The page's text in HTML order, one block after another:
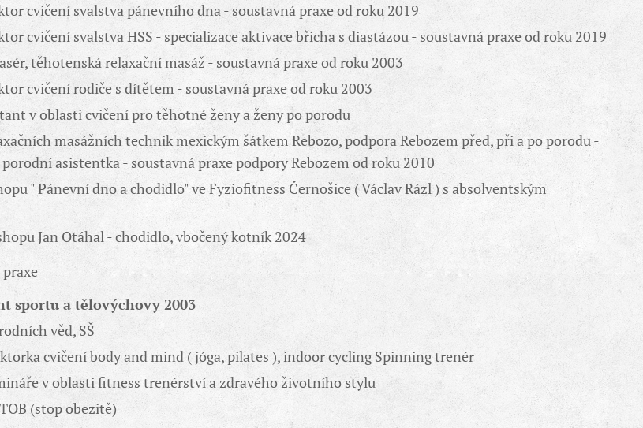
cvičení svalstva pánevního dna - soustavná praxe od roku 2019
cvičení svalstva HSS - specializace aktivace břicha s diastázou - soustavná praxe od roku 2019
těhotenská relaxační masáž - soustavná praxe od roku 2003
cvičení rodiče s dítětem - soustavná praxe od roku 2003
v oblasti cvičení pro těhotné ženy a ženy po porodu
masážních technik mexickým šátkem Rebozo, podpora Rebozem před, při a po porodu -
asistentka - soustavná praxe podpory Rebozem od roku 2010
" Pánevní dno a chodidlo" ve Fyziofitness Černošice ( Václav Rázl ) s absolventským
Jan Otáhal - chodidlo, vbočený kotník 2024
sportu a tělovýchovy 2003
věd, SŠ
cvičení body and mind ( jóga, pilates ), indoor cycling Spinning trenér
v oblasti fitness trenérství a zdravého životního stylu
(stop obezitě)